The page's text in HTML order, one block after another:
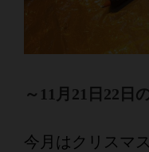
～11月21日22日
今月はクリスマ